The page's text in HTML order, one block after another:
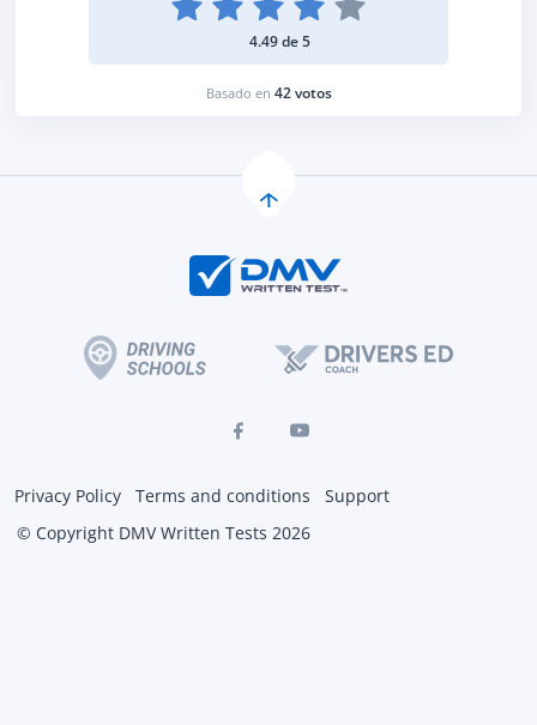
4.49 de 5
Basado en 42 votos
Privacy Policy Terms and conditions
Support
© Copyright DMV Written Tests 2026